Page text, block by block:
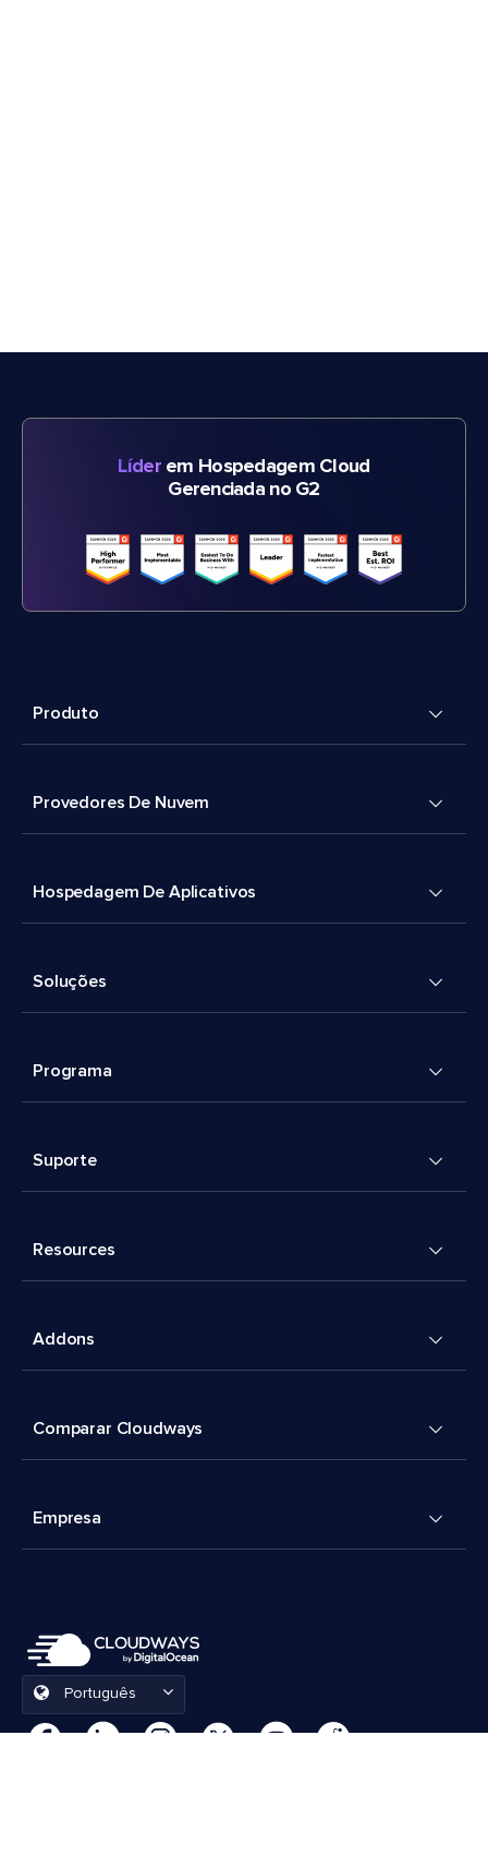
Líderem Hospedagem Cloud
Gerenciada no G2
Produto
Provedores De Nuvem
Hospedagem De Aplicativos
Soluções
Programa
Suporte
Resources
Addons
Comparar Cloudways
Empresa
Português